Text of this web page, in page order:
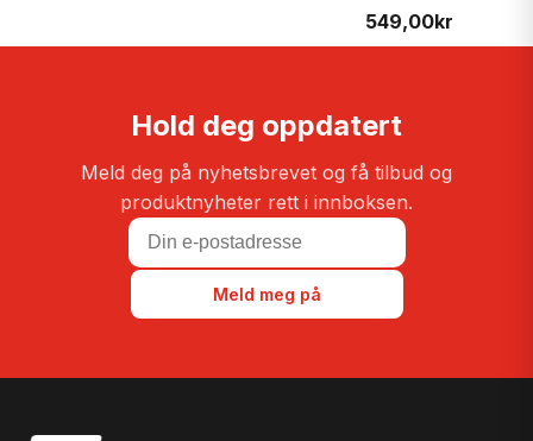
549,00kr
Hold deg oppdatert
Meld deg på nyhetsbrevet og få tilbud og
produktnyheter rett i innboksen.
Meld meg på